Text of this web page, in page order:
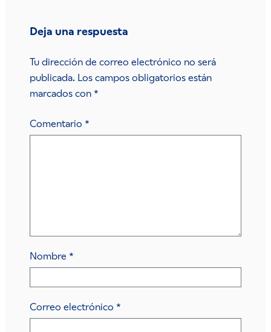
Deja una respuesta
Tu dirección de correo electrónico no será
publicada. Los campos obligatorios están
marcados con *
Comentario *
Nombre *
Correo electrónico *